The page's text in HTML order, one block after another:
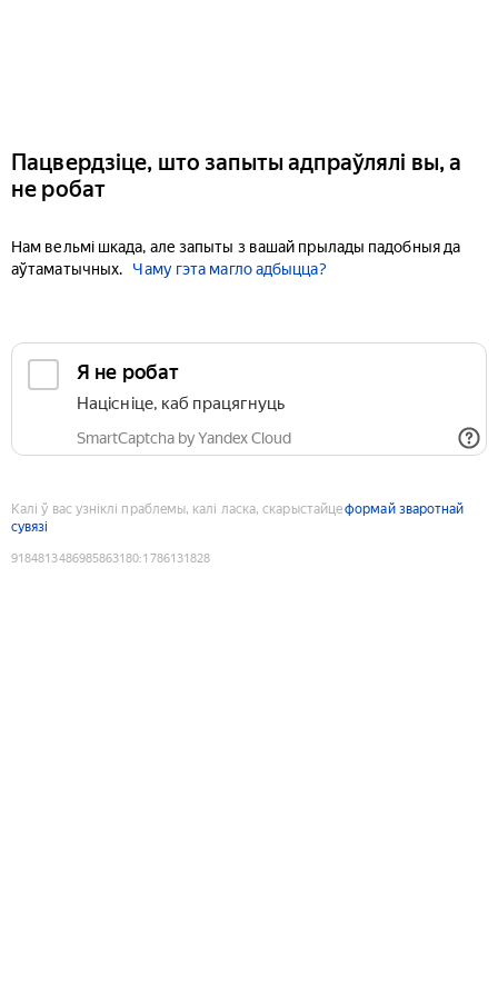
Пацвердзіце, што запыты адпраўлялі вы, а
не робат
Нам вельмі шкада, але запыты з вашай прылады падобныя да
аўтаматычных.
Чаму гэта магло адбыцца?
Я не робат
Націсніце, каб працягнуць
SmartCaptcha by Yandex Cloud
Калі ў вас узніклі праблемы, калі ласка, скарыстайцеформай зваротнай
сувязі
9184813486985863180:1786131828